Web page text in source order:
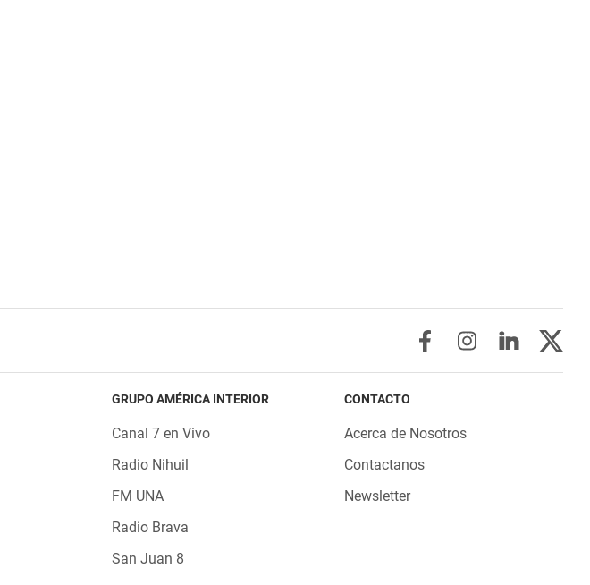
GRUPO AMÉRICA INTERIOR
Canal 7 en Vivo
Radio Nihuil
FM UNA
Radio Brava
San Juan 8
CONTACTO
Acerca de Nosotros
Contactanos
Newsletter